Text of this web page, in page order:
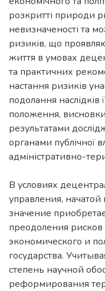
розкритті природи
невизначеності та
ризиків, що
життя в умовах
та практичних
настання ризиків
подолання наслідків
положення,
результатами
органами публічної
В условиях
управления,
значение
преодоления
экономического и
государства.
степень научной
реформирования